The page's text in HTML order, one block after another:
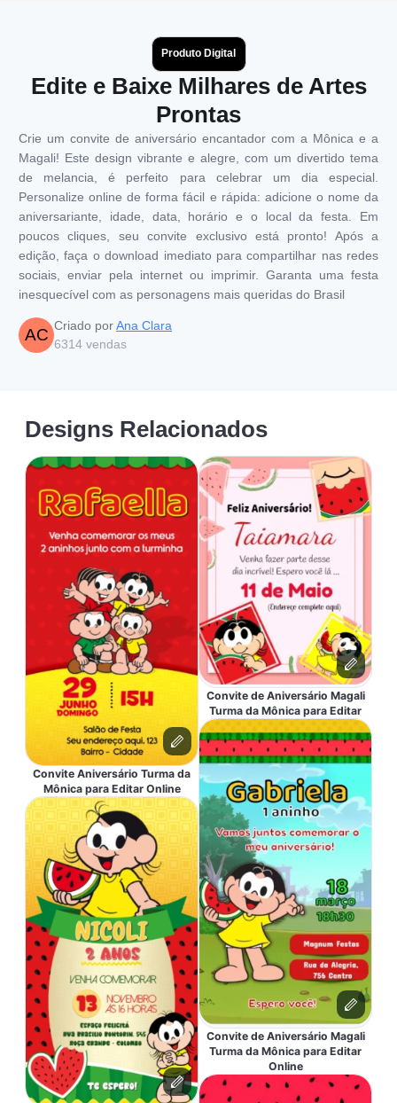
Produto Digital
Edite e Baixe Milhares de Artes
Prontas
Crie um convite de aniversário encantador com a Mônica e a
Magali! Este design vibrante e alegre, com um divertido tema
de melancia, é perfeito para celebrar um dia especial.
Personalize online de forma fácil e rápida: adicione o nome da
aniversariante, idade, data, horário e o local da festa. Em
poucos cliques, seu convite exclusivo está pronto! Após a
edição, faça o download imediato para compartilhar nas redes
sociais, enviar pela internet ou imprimir. Garanta uma festa
inesquecível com as personagens mais queridas do Brasil
AC Criado porAna Clara
6314 vendas
Designs Relacionados
Convite Aniversário Turma da
Mônica para Editar Online
Convite de Aniversário Magali
Turma da Mônica para Editar
Convite de Aniversário Magali
Turma da Mônica para Editar
Online